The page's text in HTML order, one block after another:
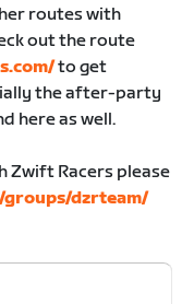
routes with
out the route
to get
the after-party
here as well.
Zwift Racers please
dzrteam/